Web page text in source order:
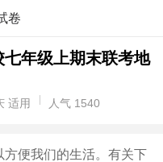
卷
年级上期末联考地
适用 人气 1540
便我们的生活。有关下